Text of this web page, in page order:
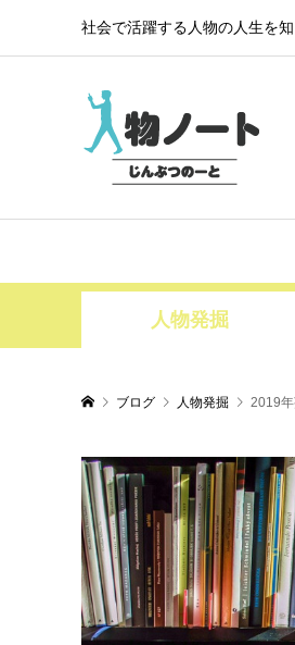
社会で活躍する人物の人生を
人物発掘
ブログ 人物発掘 2019